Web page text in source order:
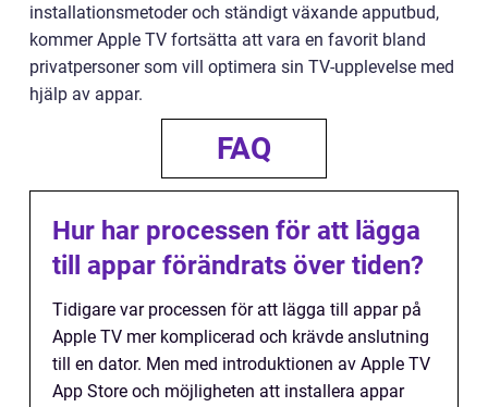
installationsmetoder och ständigt växande apputbud,
kommer Apple TV fortsätta att vara en favorit bland
privatpersoner som vill optimera sin TV-upplevelse med
hjälp av appar.
FAQ
Hur har processen för att lägga
till appar förändrats över tiden?
Tidigare var processen för att lägga till appar på
Apple TV mer komplicerad och krävde anslutning
till en dator. Men med introduktionen av Apple TV
App Store och möjligheten att installera appar